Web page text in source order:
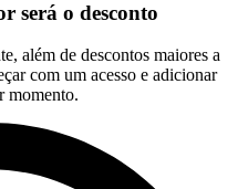
será o desconto
além de descontos maiores a
com um acesso e adicionar
momento.